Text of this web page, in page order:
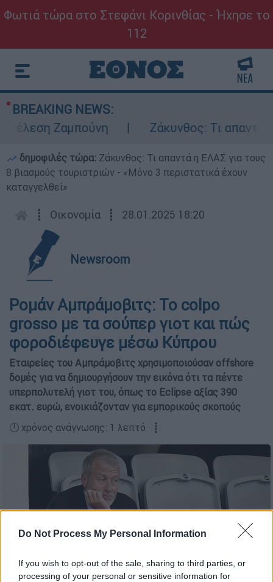
Do Not Process My Personal Information
If you wish to opt-out of the sale, sharing to third parties, or
processing of your personal or sensitive information for
Φωτιά τώρα στο Στεφάνι Κορινθίας - Ήχησε το
112
BREAKING NEWS:
Ζαμπούνη
Ζάκυνθος: Τι απαντά η
δημοφιλές τώρα: Ζάκυνθος: Τι απαντά η ΕΛΑΣ για τους
8 βιασμούς τουριστριών - «Μόνο 3 περιστατικά έχουν
καταγγελθεί»
┋ Οικονομία ┋ 28.01.2025 18:20
Newsroom
Ρομάν Αμπράμοβιτς: Το colpo
grosso με τα σούπερ γιοτ και πώς
φοροδιέφευγε μέσω Κύπρου
Eταιρείες του Αμπράμοβιτς χρησιμοποιούσαν offshore
δομές για να δημιουργήσουν την εικόνα ότι τα πέντε
υπερπολυτελή γιοτ του, όπως το Eclipse αξίας 390
εκατ. ευρώ, ενοικιάζονταν για εμπορικούς σκοπούς
🕛 χρόνος ανάγνωσης: 1 λεπτό ┋